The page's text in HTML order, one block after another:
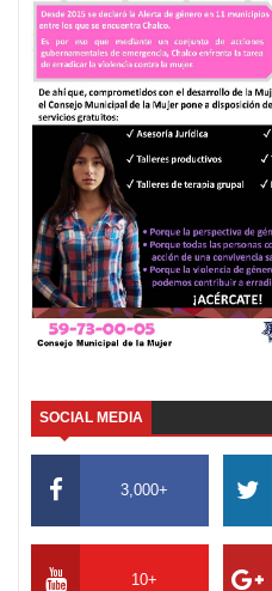
SOCIAL MEDIA
3,000+
10+